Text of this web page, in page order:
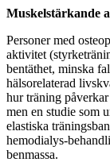
Muskelstärkande
Personer med
aktivitet
bentäthet, minska
hälsorelaterad
hur träning
men en studie som
elastiska
hemodialys-
benmassa.